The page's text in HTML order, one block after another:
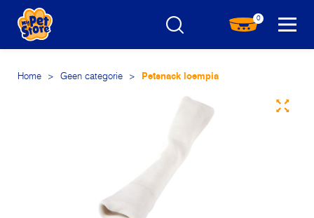
0
Home > Geen categorie > Petsnack loempia